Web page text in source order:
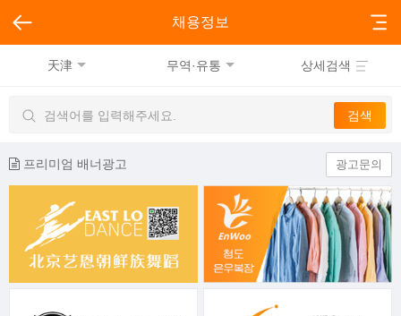
채용정보
天津 무역·유통 상세검색
프리미엄 배너광고 광고문의